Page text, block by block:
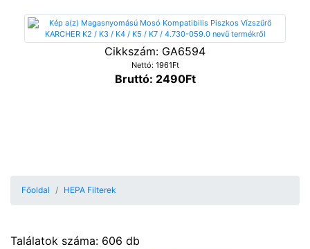
Cikkszám: GA6594
Nettó: 1961Ft
Bruttó: 2490Ft
Főoldal HEPA Filterek
Találatok száma: 606 db